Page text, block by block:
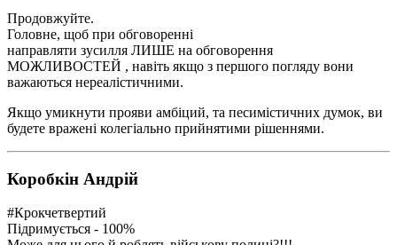
Продовжуйте.
Головне, щоб при обговоренні
направляти зусилля ЛИШЕ на обговорення
МОЖЛИВОСТЕЙ , навіть якщо з першого погляду вони
важаються нереалістичними.
Якщо умикнути прояви амбіций, та песимістичних думок, ви
будете вражені колегіально прийнятими рішеннями.
Коробкін Андрій
#Крокчетвертий
Підримується - 100%